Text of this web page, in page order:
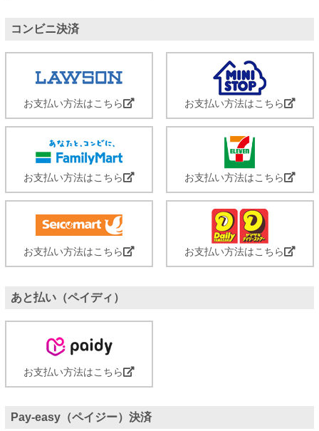
コンビニ決済
お支払い方法はこちら お支払い方法はこちら
お支払い方法はこちら お支払い方法はこちら
お支払い方法はこちら お支払い方法はこちら
あと払い（ペイディ）
お支払い方法はこちら
Pay-easy（ペイジー）決済